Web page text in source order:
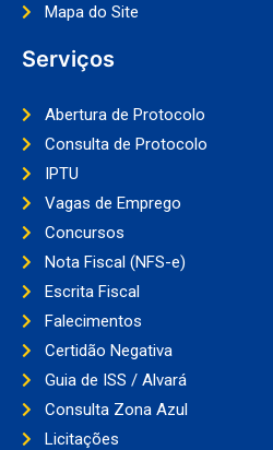
Mapa do Site
Serviços
Abertura de Protocolo
Consulta de Protocolo
IPTU
Vagas de Emprego
Concursos
Nota Fiscal (NFS-e)
Escrita Fiscal
Falecimentos
Certidão Negativa
Guia de ISS / Alvará
Consulta Zona Azul
Licitações